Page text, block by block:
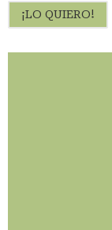
¡LO QUIERO!